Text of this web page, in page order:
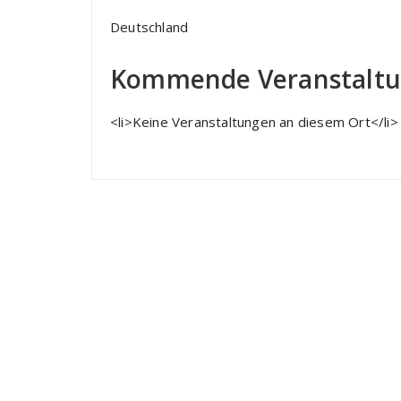
Deutschland
Kommende
<li>Keine Veranstaltungen an diesem Ort</li>